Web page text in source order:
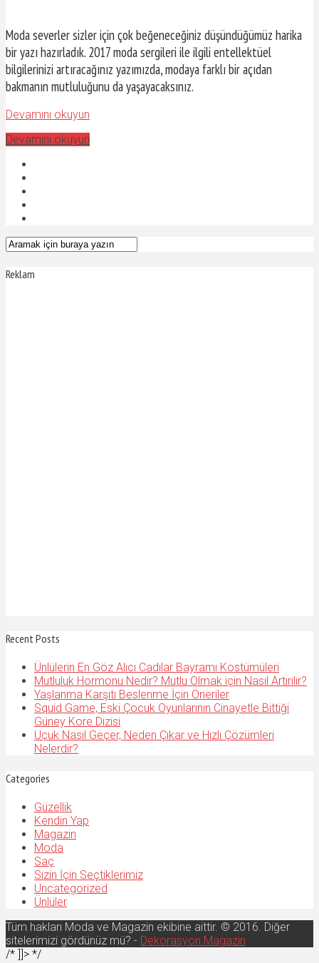
Moda severler sizler için çok beğeneceğiniz düşündüğümüz harika
bir yazı hazırladık. 2017 moda sergileri ile ilgili entellektüel
bilgilerinizi artıracağınız yazımızda, modaya farklı bir açıdan
bakmanın mutluluğunu da yaşayacaksınız.
Devamını okuyun
Devamını okuyun
Reklam
Recent Posts
Ünlülerin En Göz Alıcı Cadılar Bayramı Kostümüleri
Mutluluk Hormonu Nedir? Mutlu Olmak için Nasıl Artırılır?
Yaşlanma Karşıtı Beslenme İçin Öneriler
Squid Game, Eski Çocuk Oyunlarının Cinayetle Bittiği
Güney Kore Dizisi
Uçuk Nasıl Geçer, Neden Çıkar ve Hızlı Çözümleri
Nelerdir?
Categories
Güzellik
Kendin Yap
Magazin
Moda
Saç
Sizin İçin Seçtiklerimiz
Uncategorized
Ünlüler
Tüm hakları Moda ve Magazin ekibine aittir. © 2016. Diğer
sitelerimizi gördünüz mü? - Dekorasyon Magazin
/* ]]> */